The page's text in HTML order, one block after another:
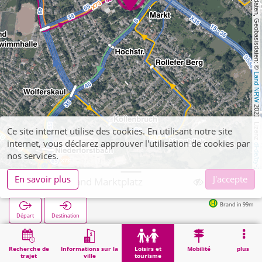
, Kartendaten, Geobasisdaten: ©
Land NRW
2021, Lizenz
dl-de/by-2-0
Recherche de
trajet
Informations sur la
ville
Loisirs et
tourisme
Mobilité plus
Aachen, Brand Marktplatz
Départ Destination
Brand in 99m
Démarrage Loisirs et tourisme Aachen, Brand Marktplatz
Ce site internet utilise des cookies. En utilisant notre site
internet, vous déclarez approuver l'utilisation de cookies par
nos services.
En savoir plus
J'accepte